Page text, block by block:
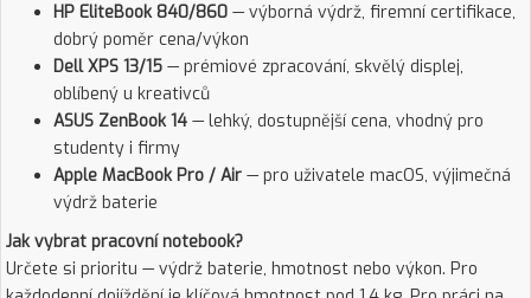
HP EliteBook 840/860 — výborná výdrž, firemní certifikace,
dobrý poměr cena/výkon
Dell XPS 13/15 — prémiové zpracování, skvělý displej,
oblíbený u kreativců
ASUS ZenBook 14 — lehký, dostupnější cena, vhodný pro
studenty i firmy
Apple MacBook Pro / Air — pro uživatele macOS, výjimečná
výdrž baterie
Jak vybrat pracovní notebook?
Určete si prioritu — výdrž baterie, hmotnost nebo výkon. Pro